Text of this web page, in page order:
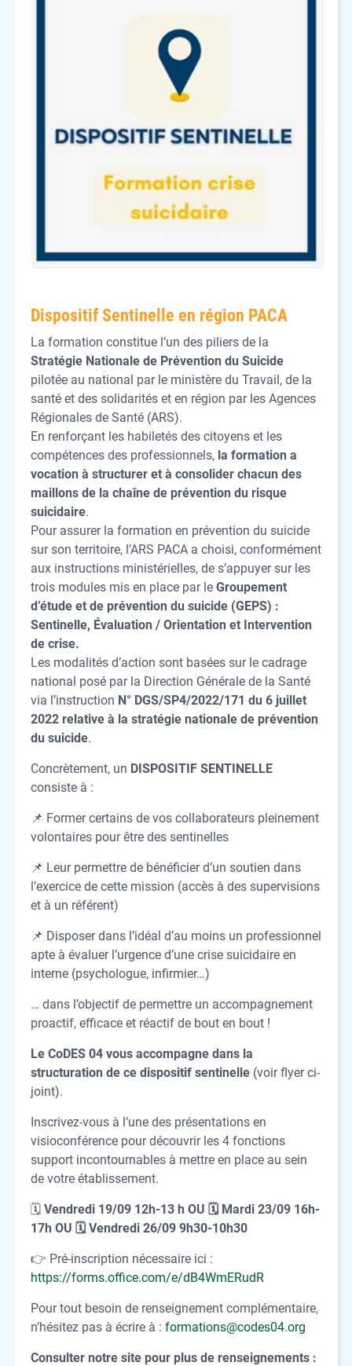
Dispositif Sentinelle en région PACA
La formation constitue l’un des piliers de la
Stratégie Nationale de Prévention du Suicide
pilotée au national par le ministère du Travail, de la
santé et des solidarités et en région par les Agences
Régionales de Santé (ARS).
En renforçant les habiletés des citoyens et les
compétences des professionnels, la formation a
vocation à structurer et à consolider chacun des
maillons de la chaîne de prévention du risque
suicidaire.
Pour assurer la formation en prévention du suicide
sur son territoire, l’ARS PACA a choisi, conformément
aux instructions ministérielles, de s’appuyer sur les
trois modules mis en place par le Groupement
d’étude et de prévention du suicide (GEPS) :
Sentinelle, Évaluation / Orientation et Intervention
de crise.
Les modalités d’action sont basées sur le cadrage
national posé par la Direction Générale de la Santé
via l’instruction N° DGS/SP4/2022/171 du 6 juillet
2022 relative à la stratégie nationale de prévention
du suicide.
Concrètement, un DISPOSITIF SENTINELLE
consiste à :
📌 Former certains de vos collaborateurs pleinement
volontaires pour être des sentinelles
📌 Leur permettre de bénéficier d’un soutien dans
l’exercice de cette mission (accès à des supervisions
et à un référent)
📌 Disposer dans l’idéal d’au moins un professionnel
apte à évaluer l’urgence d’une crise suicidaire en
interne (psychologue, infirmier…)
… dans l’objectif de permettre un accompagnement
proactif, efficace et réactif de bout en bout !
Le CoDES 04 vous accompagne dans la
structuration de ce dispositif sentinelle (voir flyer ci-
joint).
Inscrivez-vous à l’une des présentations en
visioconférence pour découvrir les 4 fonctions
support incontournables à mettre en place au sein
de votre établissement.
🗓️ Vendredi 19/09 12h-13 h OU 🗓️ Mardi 23/09 16h-
17h OU 🗓️ Vendredi 26/09 9h30-10h30
👉 Pré-inscription nécessaire ici :
https://forms.office.com/e/dB4WmERudR
Pour tout besoin de renseignement complémentaire,
n’hésitez pas à écrire à : formations@codes04.org
Consulter notre site pour plus de renseignements :